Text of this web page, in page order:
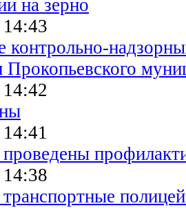
на зерно
контрольно-
Прокопьевского